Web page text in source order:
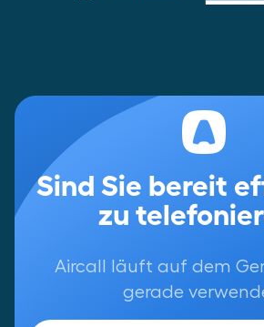
Sind Sie bereit
zu
Aircall läuft auf dem
gerade